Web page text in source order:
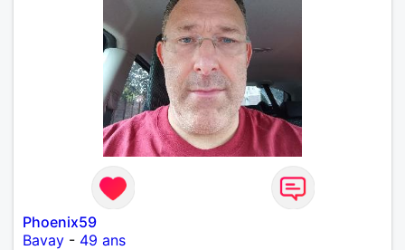
Phoenix59
Bavay - 49 ans